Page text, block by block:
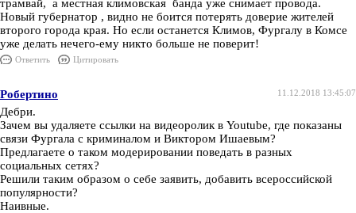
трамвай, а местная климовская банда уже снимает провода.
Новый губернатор , видно не боится потерять доверие жителей
второго города края. Но если останется Климов, Фургалу в Комсе
уже делать нечего-ему никто больше не поверит!
Ответить Цитировать
11.12.2018 13:45:07
Робертино
Дебри.
Зачем вы удаляете ссылки на видеоролик в Youtube, где показаны
связи Фургала с криминалом и Виктором Ишаевым?
Предлагаете о таком модерировании поведать в разных
социальных сетях?
Решили таким образом о себе заявить, добавить всероссийской
популярности?
Наивные.